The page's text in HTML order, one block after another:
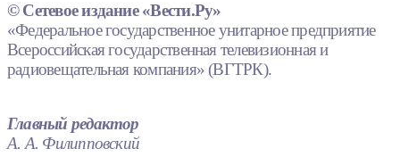
© Сетевое издание «Вести.Ру»
«Федеральное государственное унитарное предприятие
Всероссийская государственная телевизионная и
радиовещательная компания» (ВГТРК).
Главный редактор
А. А. Филипповский